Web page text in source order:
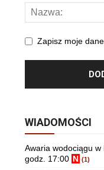
Zapisz moje
WIADOMOŚCI
Awaria wodociągu
godz. 17:00 N (1)